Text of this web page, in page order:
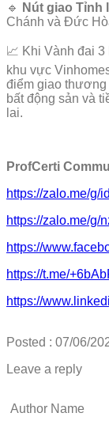
🔹
Nút giao Tỉnh
Chánh và Đức
📈 Khi Vành đai
khu vực
điểm giao thương
bất động sản và
lai.
ProfCerti
https://zalo.me/g/
https://zalo.me/g/
https://
https://t.me/
https://
Posted : 07/06/
Leave a reply
Author Name